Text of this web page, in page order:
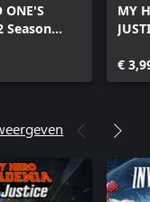
ONE'S
Season
MY
€